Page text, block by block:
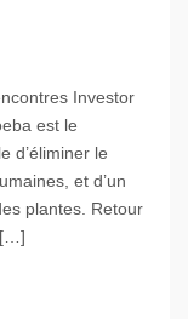
Investor
est le
d’éliminer le
et d’un
plantes. Retour
[…]